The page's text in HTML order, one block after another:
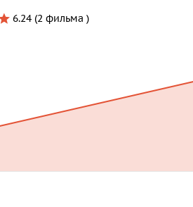
6.24 (2 фильма )